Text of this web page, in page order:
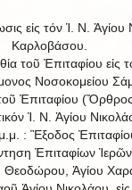
εἰς τόν Ἱ. Ν.
Καρλοβάσου.
τοῦ Ἐπιταφίου εἰς
Νοσοκομείου
Ἐπιταφίου
Ἱ. Ν. Ἁγίου
: Ἒξοδος
Ἐπιταφίων
Θεοδώρου, Ἁγίου